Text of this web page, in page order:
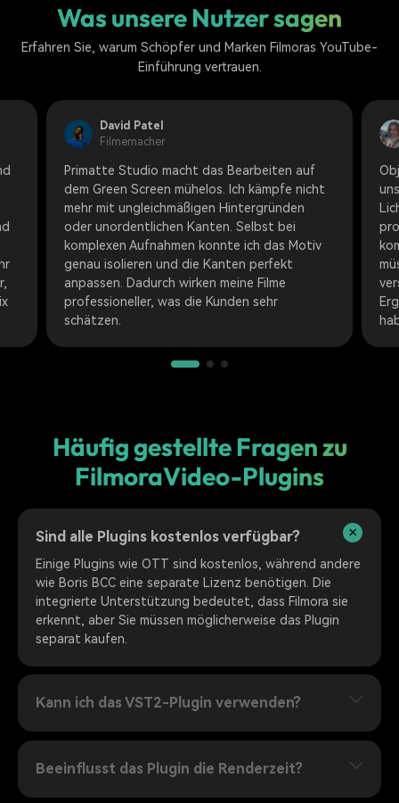
Was unsere Nutzer sagen
Erfahren Sie, warum Schöpfer und Marken Filmoras YouTube-
Einführung vertrauen.
David Patel
Filmemacher
Primatte Studio macht das Bearbeiten auf
dem Green Screen mühelos. Ich kämpfe nicht
mehr mit ungleichmäßigen Hintergründen
oder unordentlichen Kanten. Selbst bei
komplexen Aufnahmen konnte ich das Motiv
genau isolieren und die Kanten perfekt
anpassen. Dadurch wirken meine Filme
professioneller, was die Kunden sehr
schätzen.
Häufig gestellte Fragen zu
FilmoraVideo-Plugins
Sind alle Plugins kostenlos verfügbar?
Einige Plugins wie OTT sind kostenlos, während andere
wie Boris BCC eine separate Lizenz benötigen. Die
integrierte Unterstützung bedeutet, dass Filmora sie
erkennt, aber Sie müssen möglicherweise das Plugin
separat kaufen.
Kann ich das VST2-Plugin verwenden?
Beeinflusst das Plugin die Renderzeit?